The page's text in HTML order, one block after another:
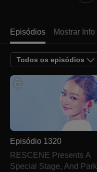
Episódios Mostrar Info
Todos os episódios
Episódio 1320
RESCENE Presents A
Special Stage, And Park